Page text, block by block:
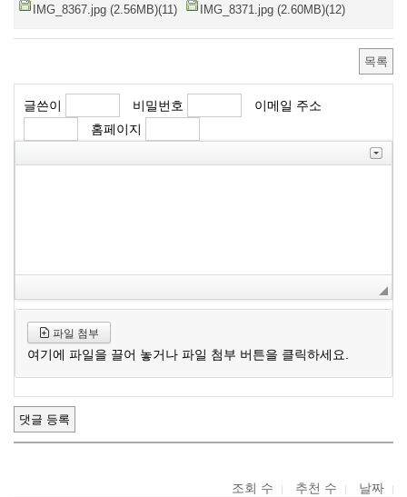
IMG_8367.jpg (2.56MB)(11) IMG_8371.jpg (2.60MB)(12)
목록
글쓴이 비밀번호
이메일 주소
홈페이지
파일 첨부
여기에 파일을 끌어 놓거나 파일 첨부 버튼을 클릭하세요.
조회 수 추천 수 날짜